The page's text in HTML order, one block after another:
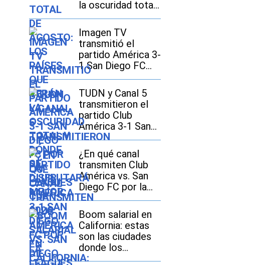
la oscuridad total
y dónde se
disfrutará mejor
Imagen TV
transmitió el
partido América 3-
1 San Diego FC
por la Leagues
Cup 2026
TUDN y Canal 5
transmitieron el
partido Club
América 3-1 San
Diego FC por la
Leagues Cup 2026
¿En qué canal
transmiten Club
América vs. San
Diego FC por la
Leagues Cup 2026
en Estados Unidos
y México?
Boom salarial en
California: estas
son las ciudades
donde los
ingresos crecen